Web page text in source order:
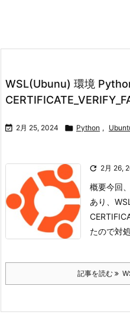
WSL(Ubunu) 環境
 2月 25, 2024  Python ,
 2月 26,
概要今回
あり、
たので対
記事を読む